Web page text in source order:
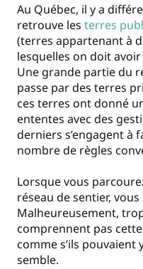
Au Québec, il y a
retrouve les terres
(terres appartenant à
lesquelles on doit
Une grande partie du
passe par des terres
ces terres ont donné
ententes avec des
derniers s’engagent à
nombre de règles
Lorsque vous
réseau de sentier,
Malheureusement,
comprennent pas
comme s’ils
semble.